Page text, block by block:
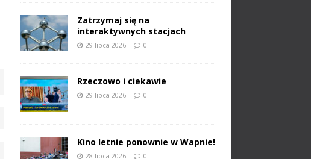
Zatrzymaj się na
interaktywnych stacjach
29 lipca 2026 0
Rzeczowo i ciekawie
29 lipca 2026 0
Kino letnie ponownie w Wapnie!
28 lipca 2026 0